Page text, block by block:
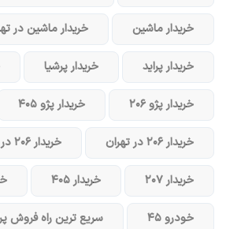
خریدار ماشین خریدار ماشین در
خریدار پراید خریدار پرشیا
خریدار پژو ۲۰۶ خریدار پژو ۴۰۵
خریدار ۲۰۶ در تهران خریدار ۲۰۶ در محل
خریدار ۲۰۷ خریدار ۴۰۵
خودرو ۴۵ سریع ترین راه فروش